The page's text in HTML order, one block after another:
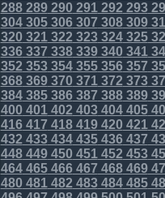
288289290291292 293
304305306307 308309
320321322 323324325
336337 338339340341
352 353354355356357
368369370371372 373
384385386387 388389
400401402 403404405
416417 418419420421
432 433434435436437
448449450451452 453
464465466467 468469
480481482 483484485